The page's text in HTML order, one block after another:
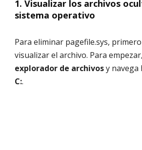
1. Visualizar los archivos
sistema operativo
Para eliminar pagefile.sys,
visualizar el archivo. Para
explorador de archivosy navega
C:.